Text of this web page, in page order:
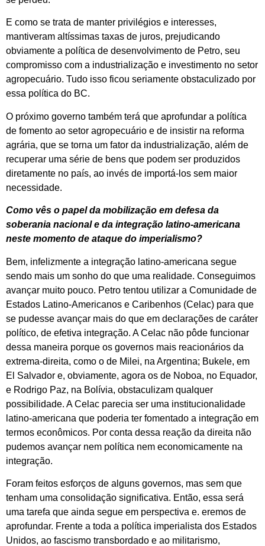
E como se trata de manter privilégios e interesses,
mantiveram altíssimas taxas de juros, prejudicando
obviamente a política de desenvolvimento de Petro, seu
compromisso com a industrialização e investimento no setor
agropecuário. Tudo isso ficou seriamente obstaculizado por
essa política do BC.
O próximo governo também terá que aprofundar a política
de fomento ao setor agropecuário e de insistir na reforma
agrária, que se torna um fator da industrialização, além de
recuperar uma série de bens que podem ser produzidos
diretamente no país, ao invés de importá-los sem maior
necessidade.
Como vês o papel da mobilização em defesa da
soberania nacional e da integração latino-americana
neste momento de ataque do imperialismo?
Bem, infelizmente a integração latino-americana segue
sendo mais um sonho do que uma realidade. Conseguimos
avançar muito pouco. Petro tentou utilizar a Comunidade de
Estados Latino-Americanos e Caribenhos (Celac) para que
se pudesse avançar mais do que em declarações de caráter
político, de efetiva integração. A Celac não pôde funcionar
dessa maneira porque os governos mais reacionários da
extrema-direita, como o de Milei, na Argentina; Bukele, em
El Salvador e, obviamente, agora os de Noboa, no Equador,
e Rodrigo Paz, na Bolívia, obstaculizam qualquer
possibilidade. A Celac parecia ser uma institucionalidade
latino-americana que poderia ter fomentado a integração em
termos econômicos. Por conta dessa reação da direita não
pudemos avançar nem política nem economicamente na
integração.
Foram feitos esforços de alguns governos, mas sem que
tenham uma consolidação significativa. Então, essa será
uma tarefa que ainda segue em perspectiva e. eremos de
aprofundar. Frente a toda a política imperialista dos Estados
Unidos, ao fascismo transbordado e ao militarismo,